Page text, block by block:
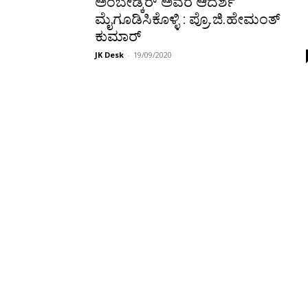
ಮೈಗೂಡಿಸಿಕೊಳ್ಳಿ : ಪ್ರೊ.ಜಿ.ಹೇಮಂತ್
ಕುಮಾರ್
JK Desk - 19/09/2020